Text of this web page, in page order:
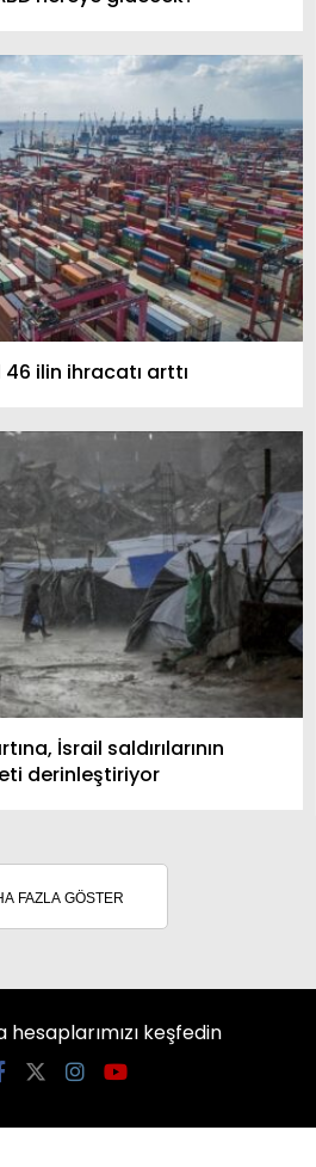
46 ilin ihracatı arttı
İsrail saldırılarının
derinleştiriyor
FAZLA GÖSTER
keşfedin